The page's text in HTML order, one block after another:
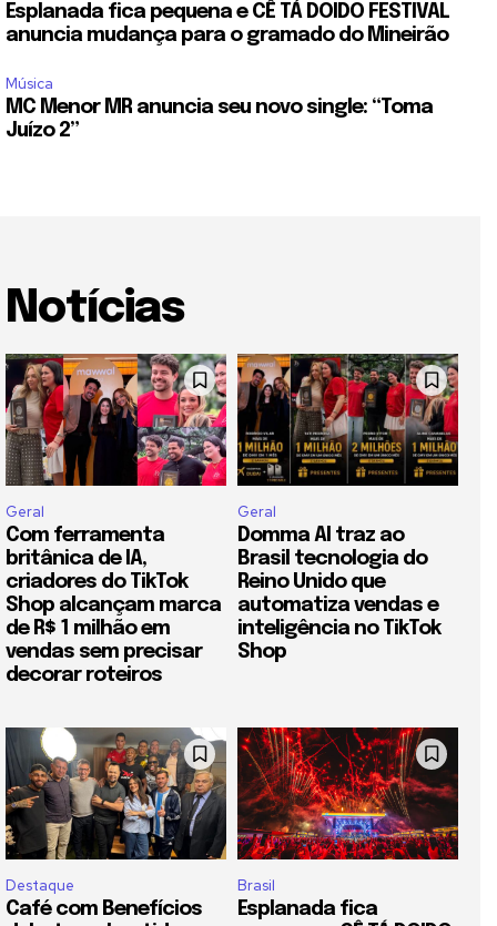
Esplanada fica pequena e CÊ TÁ DOIDO FESTIVAL
anuncia mudança para o gramado do Mineirão
Música
MC Menor MR anuncia seu novo single: “Toma
Juízo 2”
Notícias
Geral
Com ferramenta
britânica de IA,
criadores do TikTok
Shop alcançam marca
de R$ 1 milhão em
vendas sem precisar
decorar roteiros
Geral
Domma AI traz ao
Brasil tecnologia do
Reino Unido que
automatiza vendas e
inteligência no TikTok
Shop
Destaque
Café com Benefícios
Brasil
Esplanada fica